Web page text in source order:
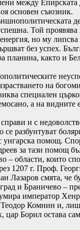
между
основен съюзник.
Той проявява
но му липсва
без успех.
планина, както и
на
специален
а на видните
и с
се разбунтуват
унгарска помощ.
за тази помощ
– области, които
1207 г. Проф.
Лазаров смята, че
и Браничево –
император
Комнин и,
Борил остава